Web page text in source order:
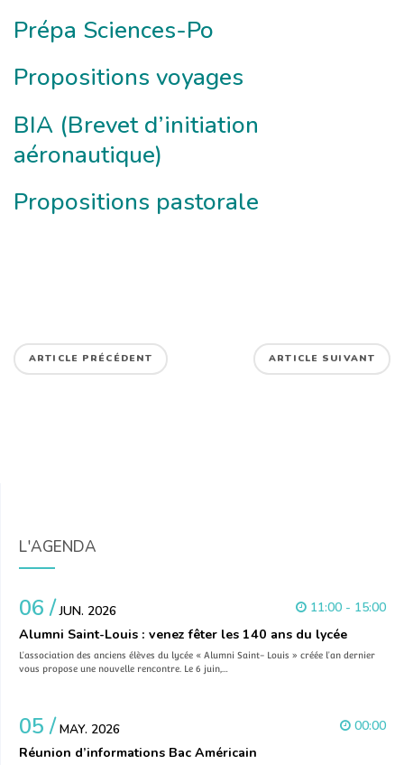
Prépa Sciences-Po
Propositions voyages
BIA (Brevet d’initiation
aéronautique)
Propositions pastorale
ARTICLE PRÉCÉDENT ARTICLE SUIVANT
L'AGENDA
06 /JUN. 2026
11:00 - 15:00
Alumni Saint-Louis : venez fêter les 140 ans du lycée
L’association des anciens élèves du lycée « Alumni Saint- Louis » créée l’an dernier
vous propose une nouvelle rencontre. Le 6 juin,…
05 / MAY. 2026
00:00
Réunion d’informations Bac Américain